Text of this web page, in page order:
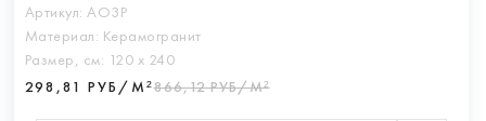
Артикул: AO3P
Материал: Керамогранит
Размер, см: 120 х 240
298,81 РУБ/М²866,12 РУБ/М²